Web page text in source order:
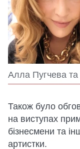
Алла Пугчева
Також було
на виступах
бізнесмени та
артистки.